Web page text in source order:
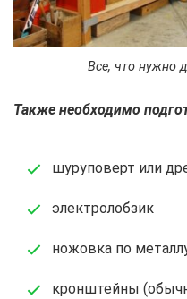
Все, что нужно
Также необходимо
шуруповерт или
электролобзик
ножовка по
кронштейны